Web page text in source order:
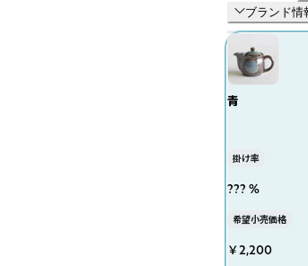
ブランド情
青
掛け率
??? %
希望小売価格
￥2,200